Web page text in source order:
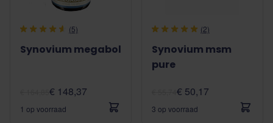
(5)
Synovium megabol
€ 148,37
1 op voorraad
(2)
Synovium msm
pure
€ 50,17
3 op voorraad